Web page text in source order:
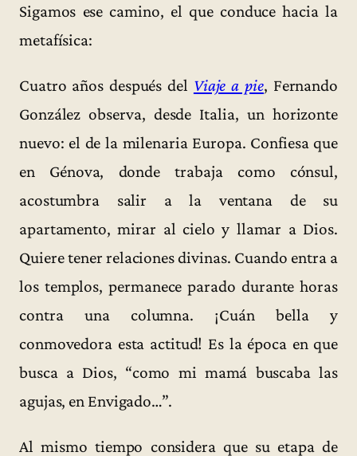
Sigamos ese camino, el que conduce hacia la
metafísica:
Cuatro años después del Viaje a pie, Fernando
González observa, desde Italia, un horizonte
nuevo: el de la milenaria Europa. Confiesa que
en Génova, donde trabaja como cónsul,
acostumbra salir a la ventana de su
apartamento, mirar al cielo y llamar a Dios.
Quiere tener relaciones divinas. Cuando entra a
los templos, permanece parado durante horas
contra una columna. ¡Cuán bella y
conmovedora esta actitud! Es la época en que
busca a Dios, “como mi mamá buscaba las
agujas, en Envigado…”.
Al mismo tiempo considera que su etapa de